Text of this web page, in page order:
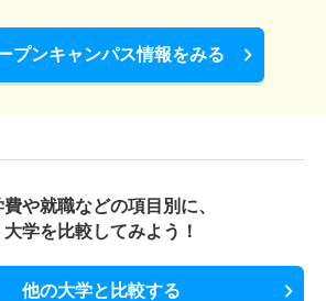
プンキャンパス情報をみる
費や就職などの項目別に、
大学を比較してみよう！
他の大学と比較する